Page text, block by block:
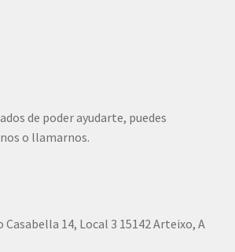
de poder ayudarte, puedes
o llamarnos.
Casabella 14, Local 3 15142 Arteixo, A